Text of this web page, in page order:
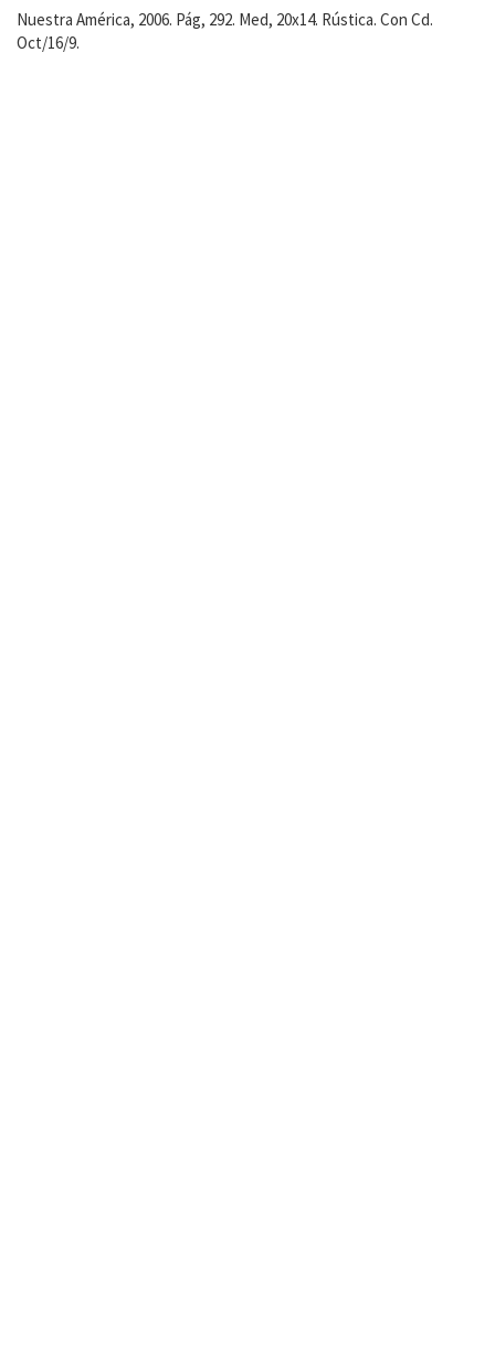
Nuestra América, 2006. Pág, 292. Med, 20x14. Rústica. Con Cd.
Oct/16/9.